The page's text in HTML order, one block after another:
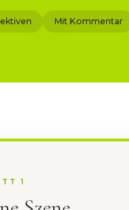
Mit Kommentar
1